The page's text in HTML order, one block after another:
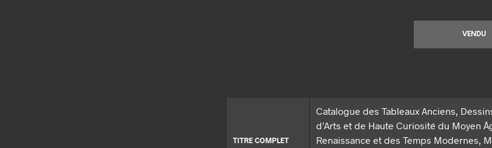
VENDU
TITRE COMPLET
Catalogue des Tableaux Anciens,
d’Arts et de Haute Curiosité du Moyen
Renaissance et des Temps Modernes,